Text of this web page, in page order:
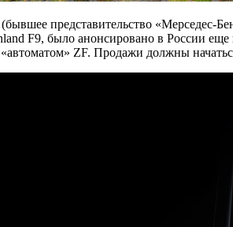
представительство «Мерседес-
F9, было анонсировано в России
ZF. Продажи должны